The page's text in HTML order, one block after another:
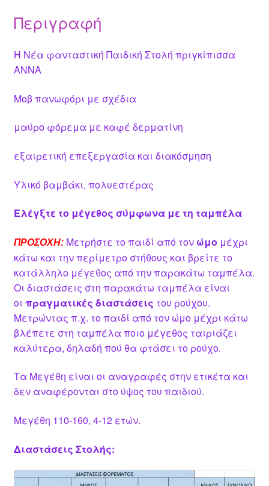
Περιγραφή
Η Νέα φανταστική Παιδική Στολή πριγκίπισσα
ΑΝΝΑ
Μοβ πανωφόρι με σχέδια
μαύρο φόρεμα με καφέ δερματίνη
εξαιρετική επεξεργασία και διακόσμηση
Υλικό βαμβάκι, πολυεστέρας
Ελέγξτε το μέγεθος σύμφωνα με τη ταμπέλα
ΠΡΟΣΟΧΗ: Μετρήστε το παιδί από τον ώμο μέχρι
κάτω και την περίμετρο στήθους και βρείτε το
κατάλληλο μέγεθος από την παρακάτω ταμπέλα.
Οι διαστάσεις στη παρακάτω ταμπέλα είναι
οι πραγματικές διαστάσεις του ρούχου.
Μετρώντας π.χ. το παιδί από τον ώμο μέχρι κάτω
βλέπετε στη ταμπέλα ποιο μέγεθος ταιριάζει
καλύτερα, δηλαδή πού θα φτάσει το ρούχο.
Τα Μεγέθη είναι οι αναγραφές στην ετικέτα και
δεν αναφέρονται στο ύψος του παιδιού.
Μεγέθη 110-160, 4-12 ετών.
Διαστάσεις Στολής: